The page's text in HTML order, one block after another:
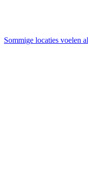
Sommige locaties voelen